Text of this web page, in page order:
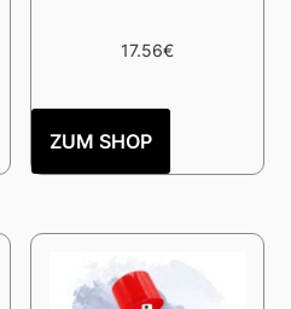
17.56€
ZUM SHOP